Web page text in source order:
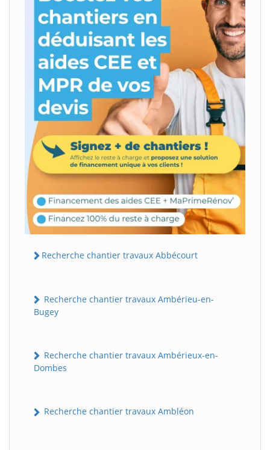
Recherche chantier travaux Abbécourt
Recherche chantier travaux Ambérieu-en-
Bugey
Recherche chantier travaux Ambérieux-en-
Dombes
Recherche chantier travaux Ambléon